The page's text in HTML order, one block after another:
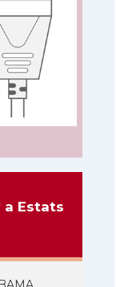
a Estats